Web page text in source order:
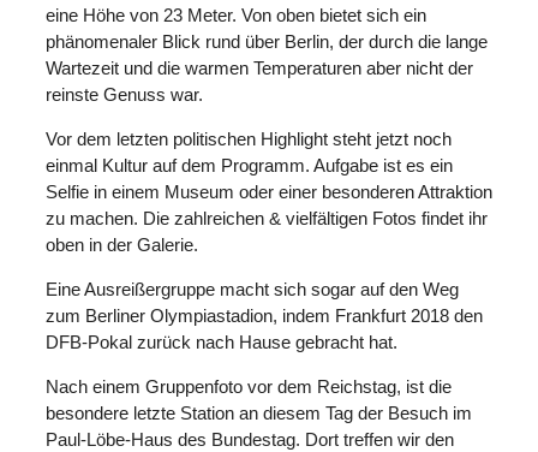
eine Höhe von 23 Meter. Von oben bietet sich ein
phänomenaler Blick rund über Berlin, der durch die lange
Wartezeit und die warmen Temperaturen aber nicht der
reinste Genuss war.
Vor dem letzten politischen Highlight steht jetzt noch
einmal Kultur auf dem Programm. Aufgabe ist es ein
Selfie in einem Museum oder einer besonderen Attraktion
zu machen. Die zahlreichen & vielfältigen Fotos findet ihr
oben in der Galerie.
Eine Ausreißergruppe macht sich sogar auf den Weg
zum Berliner Olympiastadion, indem Frankfurt 2018 den
DFB-Pokal zurück nach Hause gebracht hat.
Nach einem Gruppenfoto vor dem Reichstag, ist die
besondere letzte Station an diesem Tag der Besuch im
Paul-Löbe-Haus des Bundestag. Dort treffen wir den